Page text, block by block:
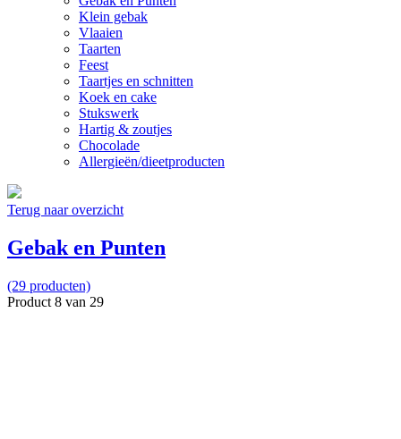
Klein gebak
Vlaaien
Taarten
Feest
Taartjes en schnitten
Koek en cake
Stukswerk
Hartig & zoutjes
Chocolade
Allergieën/dieetproducten
Terug naar overzicht
Gebak en Punten
(29 producten)
Product 8 van 29